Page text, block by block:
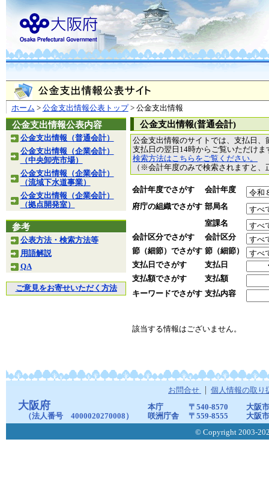
ホーム > 公金支出情報公表トップ> 公金支出情報
公金支出情報公表内容
公金支出情報（普通会計）
公金支出情報（企業会計）
（中央卸売市場）
公金支出情報（企業会計）
（流域下水道事業）
公金支出情報（企業会計）
（拠点開発室）
参考
公表方法・検索方法等
用語解説
QA
ご意見をお寄せいただく方法
公金支出情報(普通会計)
公金支出情報のサイトでは、支払日
支払日の翌日14時からご覧いただけ
検索方法はこちらをご覧ください。
（※会計年度のみで検索されますと
会計年度でさがす
会計年度
府庁の組織でさがす 部局名
室課名
会計区分でさがす
会計区分
節（細節）でさがす 節（細節）
支払日でさがす
支払日
支払額でさがす
支払額
キーワードでさがす 支払内容
該当する情報はございません。
お問合せ 個人情報の取り
大阪府
（法人番号 4000020270008）
本庁 〒540-8570
大阪
咲洲庁舎
〒559-8555
大阪
© Copyright 2003-